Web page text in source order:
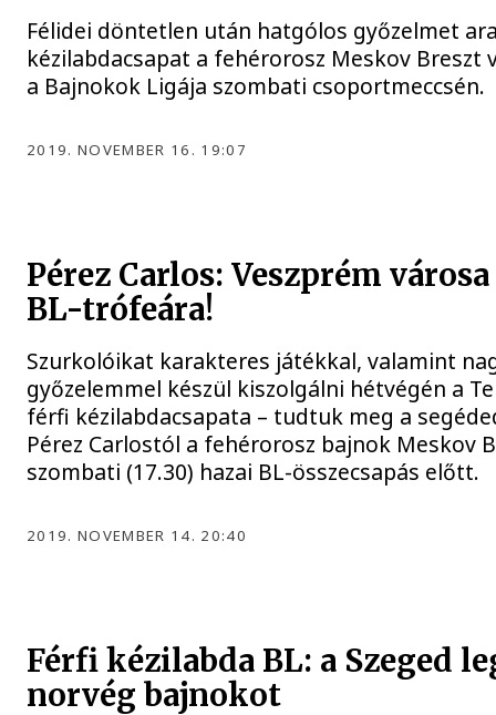
Félidei döntetlen után hatgólos győzelmet
kézilabdacsapat a fehérorosz Meskov Breszt
a Bajnokok Ligája szombati csoportmeccsén.
2019. NOVEMBER 16. 19:07
Pérez Carlos: Veszprém
BL-trófeára!
Szurkolóikat karakteres játékkal, valamint
győzelemmel készül kiszolgálni hétvégén a
férfi kézilabdacsapata – tudtuk meg a
Pérez Carlostól a fehérorosz bajnok Meskov
szombati (17.30) hazai BL-összecsapás előtt.
2019. NOVEMBER 14. 20:40
Férfi kézilabda BL: a Szeged
norvég bajnokot